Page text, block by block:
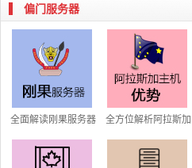
偏门服务器
全面解读刚果服务器 全方位解析阿拉斯加